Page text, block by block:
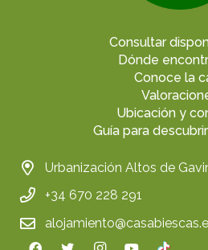
Consultar
Dónde
Conoce la
Ubicación y
Guía para
Urbanización Altos de
+34 670 228 291